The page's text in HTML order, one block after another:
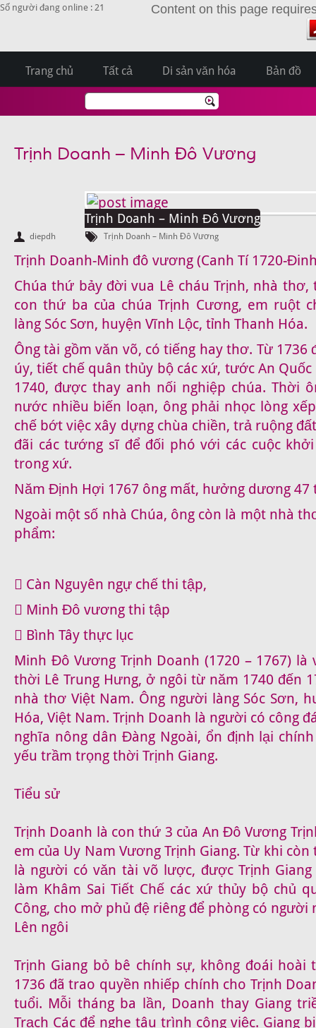
Số người đang online : 21 Content on this page
Trang chủ Tất cả Di sản văn hóa Bản đồ
Trịnh Doanh – Minh Đô Vương
Trịnh Doanh – Minh Đô Vương
diepdh Trịnh Doanh – Minh Đô Vương
Trịnh Doanh-Minh đô vương (Canh Tí 1720-
Chúa thứ bảy đời vua Lê cháu Trịnh, nhà thơ,
con thứ ba của chúa Trịnh Cương, em ruột
làng Sóc Sơn, huyện Vĩnh Lộc, tỉnh Thanh Hóa.
Ông tài gồm văn võ, có tiếng hay thơ. Từ 1736
úy, tiết chế quân thủy bộ các xứ, tước An
1740, được thay anh nối nghiệp chúa. Thời
nước nhiều biến loạn, ông phải nhọc lòng
chế bớt việc xây dựng chùa chiền, trả ruộng
đãi các tướng sĩ để đối phó với các cuộc
trong xứ.
Năm Định Hợi 1767 ông mất, hưởng dương 47
Ngoài một số nhà Chúa, ông còn là một nhà
phẩm:
 Càn Nguyên ngự chế thi tập,
 Minh Đô vương thi tập
 Bình Tây thực lục
Minh Đô Vương Trịnh Doanh (1720 – 1767)
thời Lê Trung Hưng, ở ngôi từ năm 1740 đến
nhà thơ Việt Nam. Ông người làng Sóc Sơn,
Hóa, Việt Nam. Trịnh Doanh là người có công
nghĩa nông dân Đàng Ngoài, ổn định lại
yếu trầm trọng thời Trịnh Giang.
Tiểu sử
Trịnh Doanh là con thứ 3 của An Đô Vương
em của Uy Nam Vương Trịnh Giang. Từ khi
là người có vǎn tài võ lược, được Trịnh
làm Khâm Sai Tiết Chế các xứ thủy bộ chủ
Công, cho mở phủ đệ riêng để phòng có người
Lên ngôi
Trịnh Giang bỏ bê chính sự, không đoái hoài
1736 đã trao quyền nhiếp chính cho Trịnh
tuổi. Mỗi tháng ba lần, Doanh thay Giang
Trạch Các để nghe tâu trình công việc. Giang